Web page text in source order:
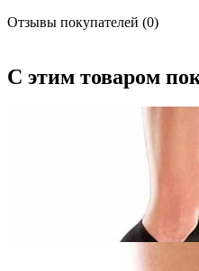
Отзывы покупателей (0)
С этим товаром